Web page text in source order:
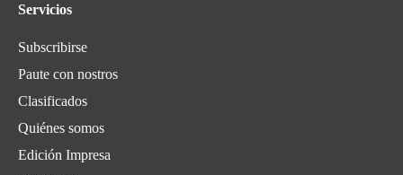
Servicios
Subscribirse
Paute con nostros
Clasificados
Quiénes somos
Edición Impresa